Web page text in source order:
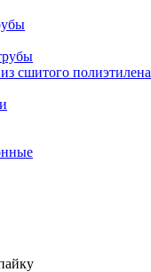
сшитого полиэтилена